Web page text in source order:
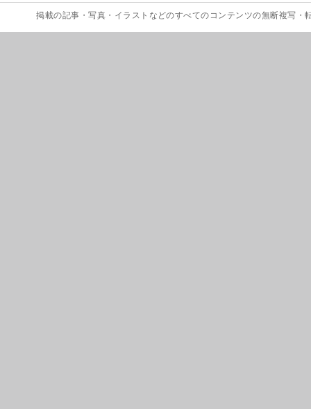
掲載の記事・写真・イラストなどのすべてのコンテンツの無断複